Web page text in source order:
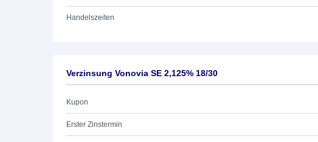
Handelszeiten
Verzinsung Vonovia SE 2,125% 18/30
Kupon
Erster Zinstermin